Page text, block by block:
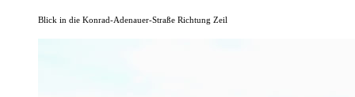
Blick in die Konrad-Adenauer-Straße Richtung Zeil